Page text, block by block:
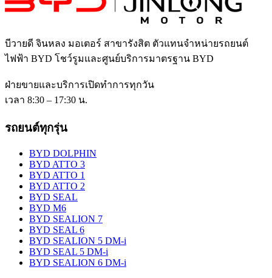
บีวายดี จินหลง มอเตอร์ สาขารังสิต ตัวแทนจำหน่ายรถยนต์
ไฟฟ้า BYD โชว์รูมและศูนย์บริการมาตรฐาน BYD
ฝ่ายขายและบริการเปิดทำการทุกวัน
เวลา 8:30 – 17:30 น.
รถยนต์ทุกรุ่น
BYD DOLPHIN
BYD ATTO 3
BYD ATTO 1
BYD ATTO 2
BYD SEAL
BYD M6
BYD SEALION 7
BYD SEAL 6
BYD SEALION 5 DM-i
BYD SEAL 5 DM-i
BYD SEALION 6 DM-i